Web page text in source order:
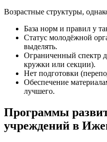
Возрастные структуры,
База норм и правил у
Статус молодёжной
выделять.
Ограниченный спектр
кружки или секции).
Нет подготовки
Обеспечение
лучшего.
Программы
учреждений в